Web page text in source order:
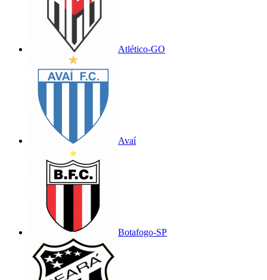
Atlético-GO
Avaí
Botafogo-SP